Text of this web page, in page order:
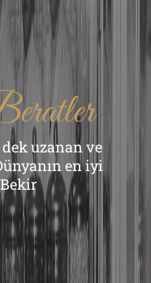
dek uzanan ve
en iyi